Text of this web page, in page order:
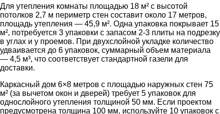
Для утепления комнаты площадью 18 м² с высотой
потолков 2,7 м периметр стен составит около 17 метров,
площадь утепления — 45,9 м². Одна упаковка покрывает 15
м², потребуется 3 упаковки с запасом 2-3 плиты на подрезку
в углах и у проемов. При двухслойной укладке количество
удваивается до 6 упаковок, суммарный объем материала
— 4,5 м³, что соответствует стандартной газели для
доставки.
Каркасный дом 6×8 метров с площадью наружных стен 75
м² (за вычетом окон и дверей) требует 5 упаковок для
однослойного утепления толщиной 50 мм. Если проектом
предусмотрена толщина 100 мм, используйте 10 упаковок с